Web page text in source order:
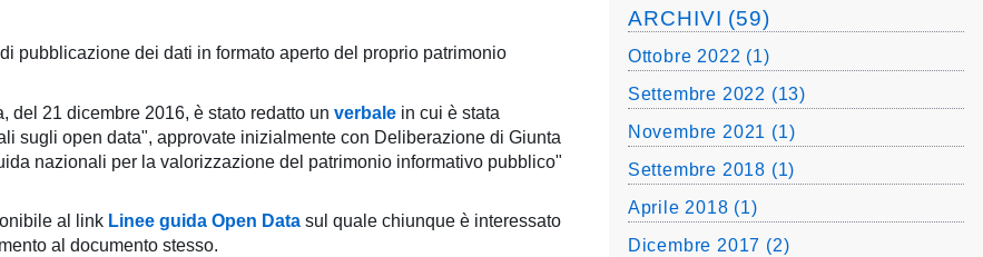
pubblicazione dei dati in formato aperto del proprio patrimonio
del 21 dicembre 2016, è stato redatto un verbale in cui è stata
sugli open data", approvate inizialmente con Deliberazione di Giunta
nazionali per la valorizzazione del patrimonio informativo pubblico"
al link Linee guida Open Data sul quale chiunque è interessato
al documento stesso.
ARCHIVI (59)
Ottobre 2022 (1)
Settembre 2022 (13)
Novembre 2021 (1)
Settembre 2018 (1)
Aprile 2018 (1)
Dicembre 2017 (2)